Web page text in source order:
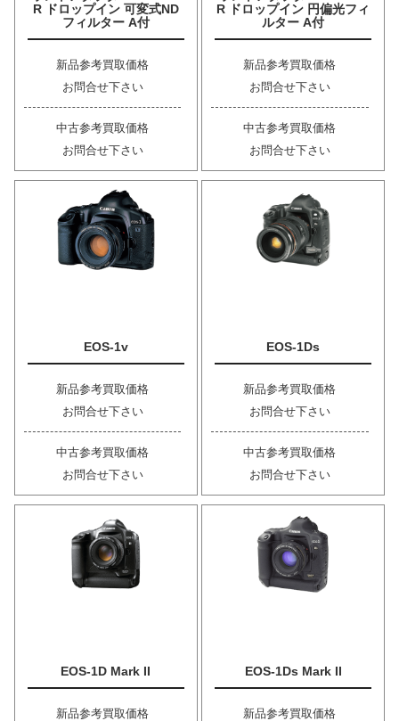
R ドロップイン 可変式ND
フィルター A付
新品参考買取価格
お問合せ下さい
中古参考買取価格
お問合せ下さい
R ドロップイン 円偏光フィ
ルター A付
新品参考買取価格
お問合せ下さい
中古参考買取価格
お問合せ下さい
EOS-1v
新品参考買取価格
お問合せ下さい
中古参考買取価格
お問合せ下さい
EOS-1Ds
新品参考買取価格
お問合せ下さい
中古参考買取価格
お問合せ下さい
EOS-1D Mark II
新品参考買取価格
EOS-1Ds Mark II
新品参考買取価格